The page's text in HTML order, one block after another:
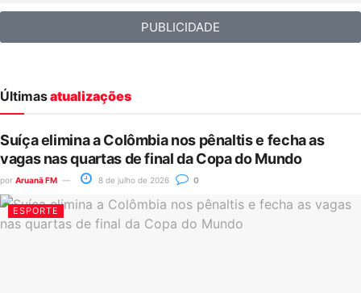
PUBLICIDADE
Últimasatualizações
Suíça elimina a Colômbia nos pênaltis e fecha as
vagas nas quartas de final da Copa do Mundo
por Aruanã FM 8 de julho de 2026 0
ESPORTE